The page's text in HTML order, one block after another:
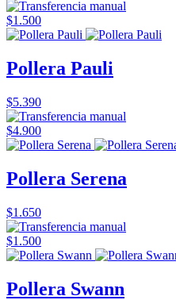
$1.500
Pollera Pauli
$5.390
$4.900
Pollera Serena
$1.650
$1.500
Pollera Swann